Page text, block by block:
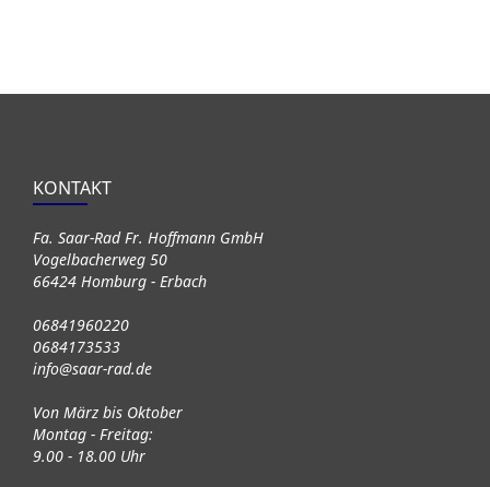
KONTAKT
Fa. Saar-Rad Fr. Hoffmann GmbH
Vogelbacherweg 50
66424 Homburg - Erbach
06841960220
0684173533
info@saar-rad.de
Von März bis Oktober
Montag - Freitag:
9.00 - 18.00 Uhr